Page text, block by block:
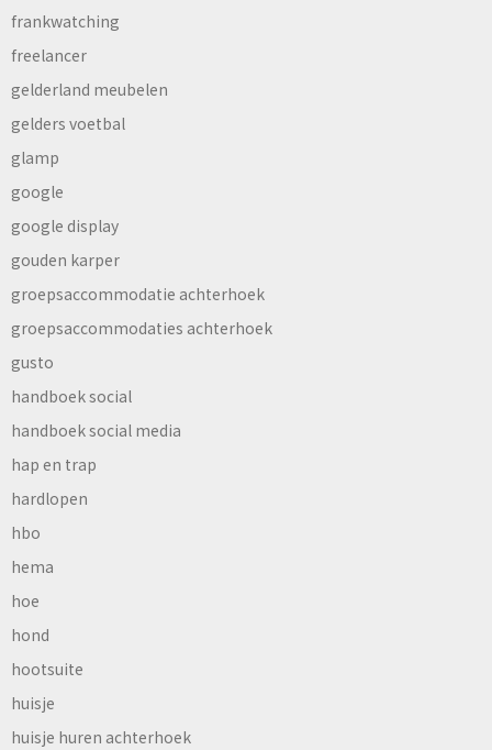
frankwatching
freelancer
gelderland meubelen
gelders voetbal
glamp
google
google display
gouden karper
groepsaccommodatie achterhoek
groepsaccommodaties achterhoek
gusto
handboek social
handboek social media
hap en trap
hardlopen
hbo
hema
hoe
hond
hootsuite
huisje
huisje huren achterhoek